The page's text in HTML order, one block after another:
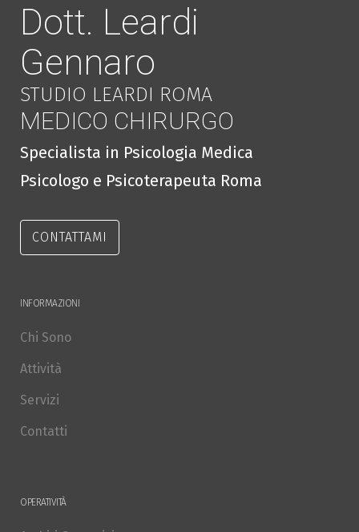
Dott. Leardi
Gennaro
STUDIO LEARDI ROMA
MEDICO CHIRURGO
Specialista in Psicologia Medica
Psicologo e Psicoterapeuta Roma
CONTATTAMI
INFORMAZIONI
Chi Sono
Attività
Servizi
Contatti
OPERATIVITÀ